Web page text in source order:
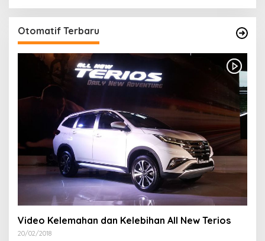
Otomatif Terbaru
Video Kelemahan dan Kelebihan All New Terios
20/02/2018